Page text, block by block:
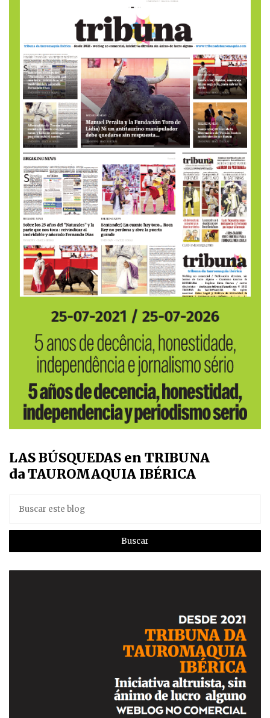
LAS BÚSQUEDAS en TRIBUNA
da TAUROMAQUIA IBÉRICA